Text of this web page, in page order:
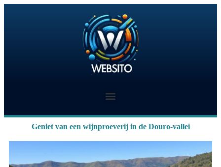
Geniet van een wijnproeverij in de Douro-vallei